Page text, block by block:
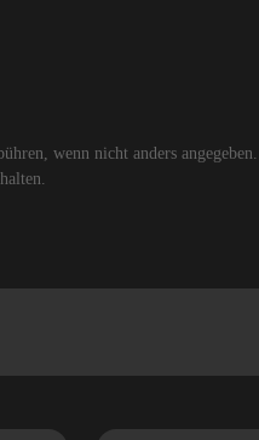
wenn nicht anders angegeben.